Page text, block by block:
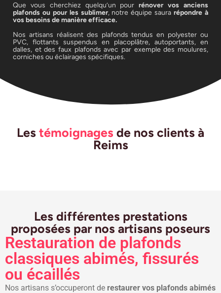
Que vous cherchiez quelqu’un pourrénover vos anciens
plafonds ou pour les sublimer, notre équipe saurarépondre à
vos besoins de manière efficace.
Nos artisans réalisent des plafonds tendus en polyester ou
PVC, flottants suspendus en placoplâtre, autoportants, en
dalles, et des faux plafonds avec par exemple des moulures,
corniches ou éclairages spécifiques.
Les témoignages de nos clients à
Reims
Les différentes prestations
proposées par nos artisans poseurs
Restauration de plafonds
classiques abimés, fissurés
ou écaillés
Nos artisans s’occuperont de restaurer vos plafonds abimés